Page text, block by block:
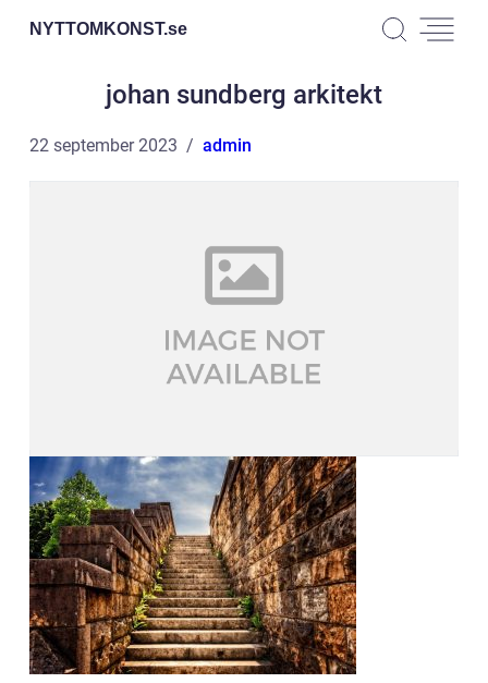
NYTTOMKONST.se
johan sundberg arkitekt
22 september 2023 admin